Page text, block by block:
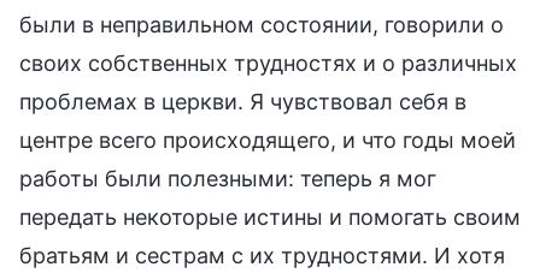
были в неправильном состоянии, говорили о
своих собственных трудностях и о различных
проблемах в церкви. Я чувствовал себя в
центре всего происходящего, и что годы моей
работы были полезными: теперь я мог
передать некоторые истины и помогать своим
братьям и сестрам с их трудностями. И хотя